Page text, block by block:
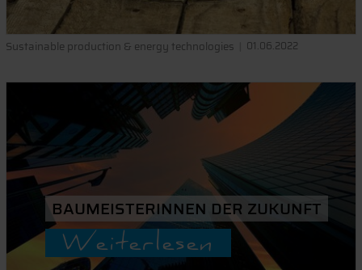
Sustainable production & energy technologies 01.06.2022
BAUMEISTERINNEN DER ZUKUNFT
Weiterlesen